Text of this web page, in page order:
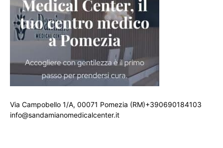
Via Campobello 1/A, 00071 Pomezia (RM)+390690184103
info@sandamianomedicalcenter.it